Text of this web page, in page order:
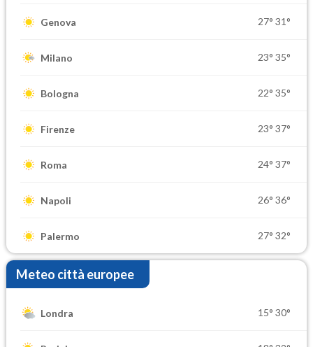
Genova 27° 31°
Milano 23° 35°
Bologna 22° 35°
Firenze 23° 37°
Roma 24° 37°
Napoli 26° 36°
Palermo 27° 32°
Meteo città europee
Londra 15° 30°